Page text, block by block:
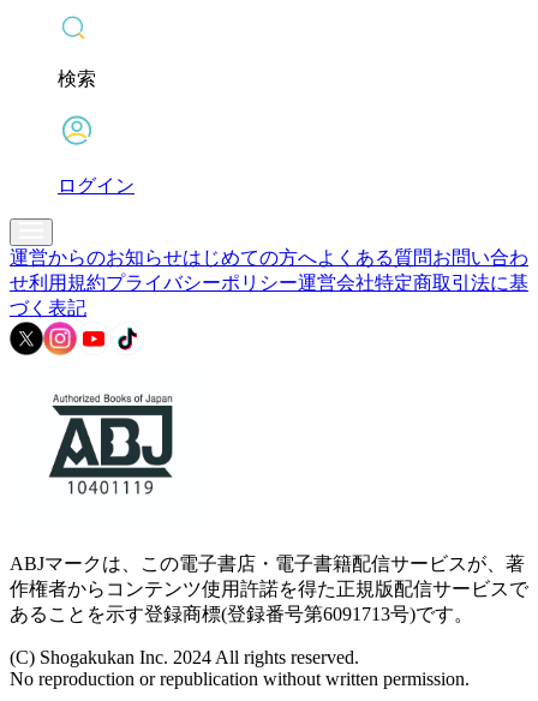
検索
ログイン
運営からのお知らせはじめての方へよくある質問お問い合わ
せ利用規約プライバシーポリシー運営会社特定商取引法に基
づく表記
ABJマークは、この電子書店・電子書籍配信サービスが、著
作権者からコンテンツ使用許諾を得た正規版配信サービスで
あることを示す登録商標(登録番号第6091713号)です。
(C) Shogakukan Inc. 2024 All rights reserved.
No reproduction or republication without written permission.